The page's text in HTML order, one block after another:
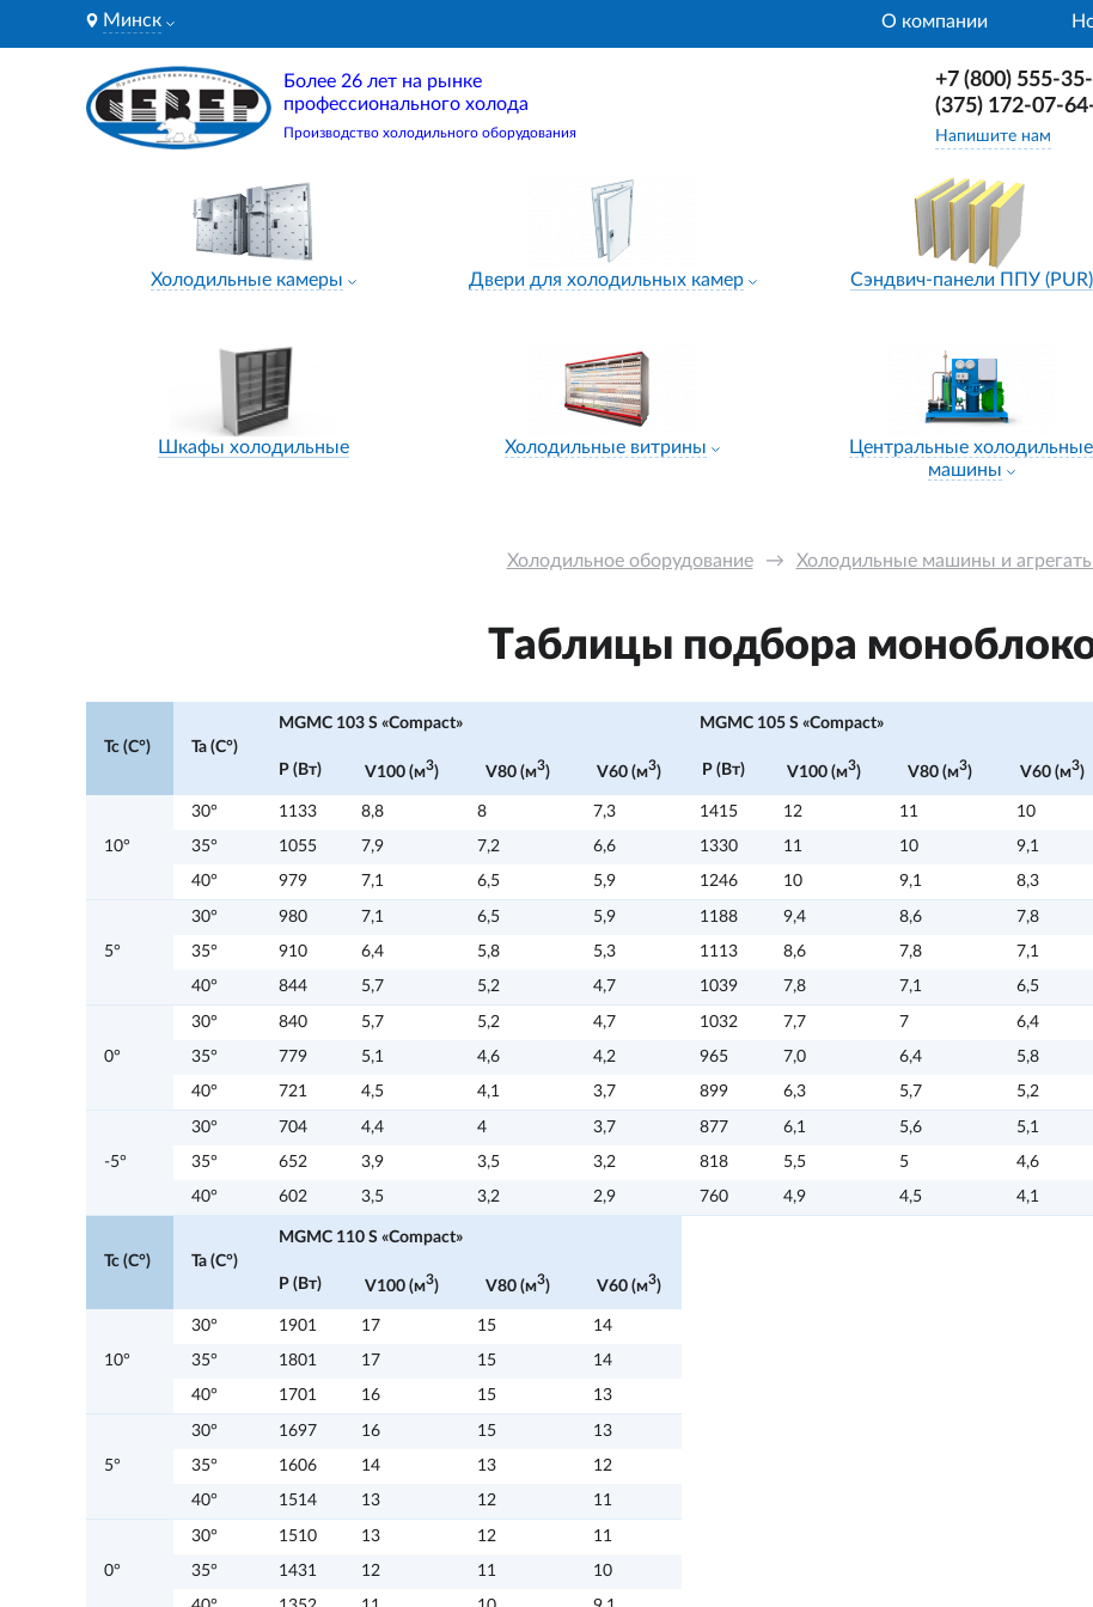
Минск О компании
Более 26 лет на рынке
профессионального холода
Производство холодильного оборудования
+7 (800) 555-
(375) 172-07-
Напишите нам
Холодильные камеры Двери для холодильных камер Сэндвич-панели ППУ (PUR)
Шкафы холодильные Холодильные витрины
Центральные холодильные
машины
Холодильное оборудование → Холодильные машины и
Таблицы подбора
Tc (C°) Ta (C°)
MGMC 103 S «Compact» MGMC 105 S «Compact»
P (Вт) V100 (м3) V80 (м3) V60 (м3) P (Вт) V100 (м3) V80 (м3) V60 (м3)
10°
30° 1133 8,8 8 7,3 1415 12 11 10
35° 1055 7,9 7,2 6,6 1330 11 10 9,1
40° 979 7,1 6,5 5,9 1246 10 9,1 8,3
5°
30° 980 7,1 6,5 5,9 1188 9,4 8,6 7,8
35° 910 6,4 5,8 5,3 1113 8,6 7,8 7,1
40° 844 5,7 5,2 4,7 1039 7,8 7,1 6,5
0°
30° 840 5,7 5,2 4,7 1032 7,7 7 6,4
35° 779 5,1 4,6 4,2 965 7,0 6,4 5,8
40° 721 4,5 4,1 3,7 899 6,3 5,7 5,2
-5°
30° 704 4,4 4 3,7 877 6,1 5,6 5,1
35° 652 3,9 3,5 3,2 818 5,5 5 4,6
40° 602 3,5 3,2 2,9 760 4,9 4,5 4,1
Tc (C°) Ta (C°)
MGMC 110 S «Compact»
P (Вт) V100 (м3) V80 (м3) V60 (м3)
10°
30° 1901 17 15 14
35° 1801 17 15 14
40° 1701 16 15 13
5°
30° 1697 16 15 13
35° 1606 14 13 12
40° 1514 13 12 11
0°
30° 1510 13 12 11
35° 1431 12 11 10